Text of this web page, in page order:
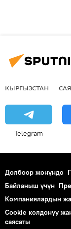
КЫРГЫЗСТАН
Telegram
Долбоор жөнүндө
Байланыш үчүн
Компаниялардын
Cookie колдонуу
саясаты